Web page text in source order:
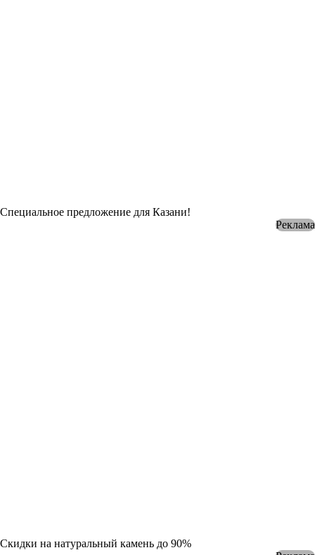
Специальное предложение для Казани!
Реклама
Скидки на натуральный камень до 90%